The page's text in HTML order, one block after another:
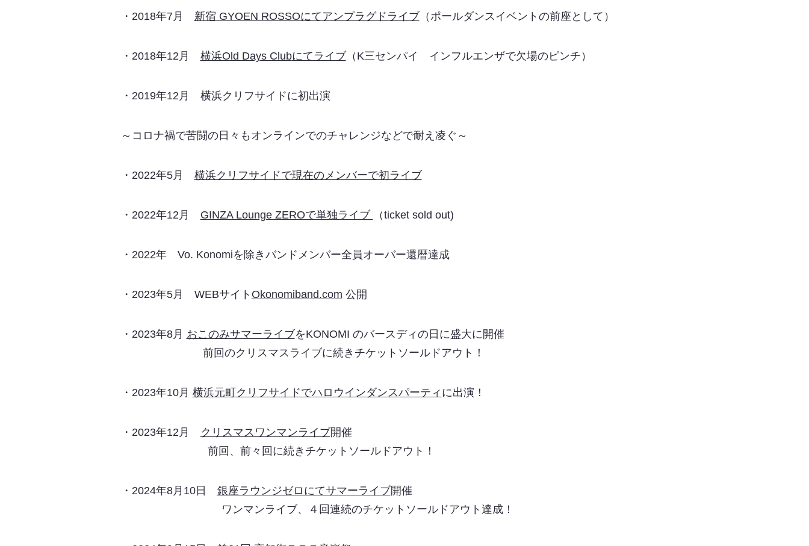
・2018年7月 新宿 GYOEN ROSSOにてアンプラグドライブ （ポールダンスイベントの前座として）
・2018年12月 横浜Old Days Clubにてライブ （K三センパイ インフルエンザで欠場のピンチ）
・2019年12月 横浜クリフサイドに初出演
～コロナ禍で苦闘の日々もオンラインでのチャレンジなどで耐え凌ぐ～
・2022年5月 横浜クリフサイドで現在のメンバーで初ライブ
・2022年12月 GINZA Lounge ZEROで単独ライブ （ticket sold out)
・2022年 Vo. Konomiを除きバンドメンバー全員オーバー還暦達成
・2023年5月 WEBサイト Okonomiband.com 公開
・2023年8月 おこのみサマーライブをKONOMI のバースディの日に盛大に開催
前回のクリスマスライブに続きチケットソールドアウト！
・2023年10月 横浜元町クリフサイドでハロウインダンスパーティ に出演！
・2023年12月 クリスマスワンマンライブ開催
前回、前々回に続きチケットソールドアウト！
・2024年8月10日 銀座ラウンジゼロにてサマーライブ開催
ワンマンライブ、４回連続のチケットソールドアウト達成！